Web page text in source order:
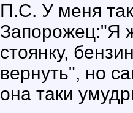
П.С. У меня
Запорожец:"Я
стоянку,
вернуть", но
она таки